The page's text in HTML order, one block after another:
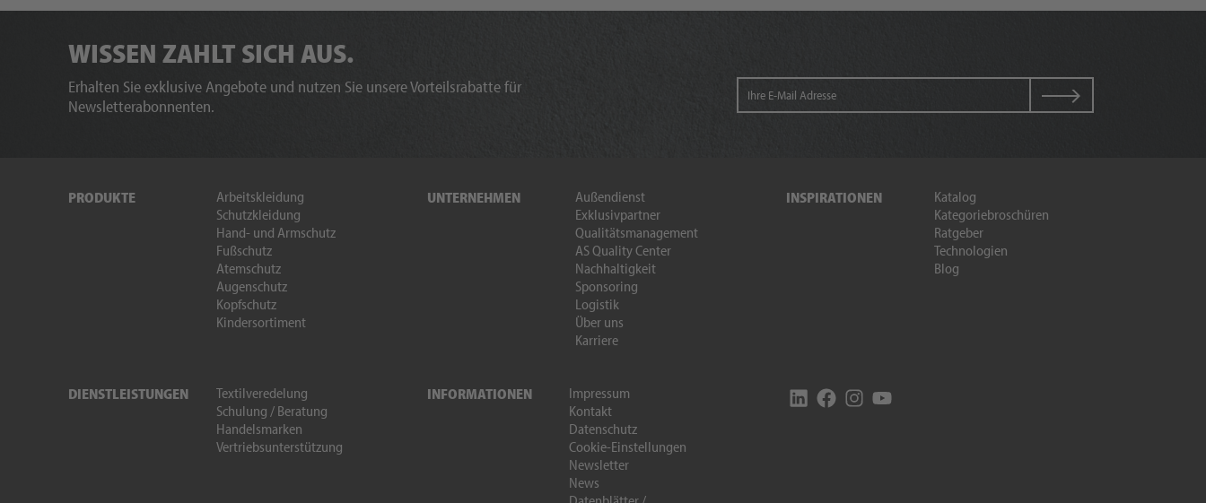
WISSEN ZAHLT SICH AUS.
Erhalten Sie exklusive Angebote und nutzen Sie unsere Vorteilsrabatte für
Newsletterabonnenten.
PRODUKTE
Arbeitskleidung
Schutzkleidung
Hand- und Armschutz
Fußschutz
Atemschutz
Augenschutz
Kopfschutz
Kindersortiment
UNTERNEHMEN
Außendienst
Exklusivpartner
Qualitätsmanagement
AS Quality Center
Nachhaltigkeit
Sponsoring
Logistik
Über uns
Karriere
INSPIRATIONEN
Katalog
Kategoriebroschüren
Ratgeber
Technologien
Blog
DIENSTLEISTUNGEN
Textilveredelung
Schulung / Beratung
Handelsmarken
Vertriebsunterstützung
INFORMATIONEN
Impressum
Kontakt
Datenschutz
Cookie-Einstellungen
Newsletter
News